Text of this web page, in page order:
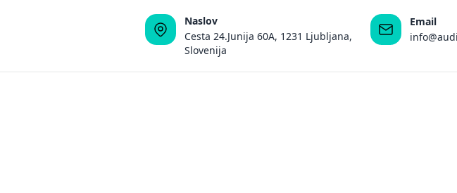
Naslov
Cesta 24.Junija 60A, 1231 Ljubljana,
Slovenija
Email